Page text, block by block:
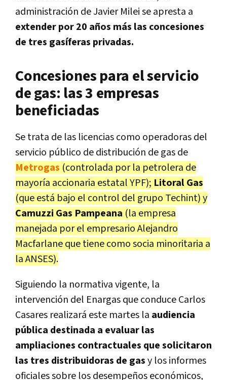
administración de Javier Milei se apresta a
extender por 20 años más las concesiones
de tres gasíferas privadas.
Concesiones para el servicio
de gas: las 3 empresas
beneficiadas
Se trata de las licencias como operadoras del
servicio público de distribución de gas de
Metrogas (controlada por la petrolera de
mayoría accionaria estatal YPF); Litoral Gas
(que está bajo el control del grupo Techint) y
Camuzzi Gas Pampeana (la empresa
manejada por el empresario Alejandro
Macfarlane que tiene como socia minoritaria a
la ANSES).
Siguiendo la normativa vigente, la
intervención del Enargas que conduce Carlos
Casares realizará este martes la audiencia
pública destinada a evaluar las
ampliaciones contractuales que solicitaron
las tres distribuidoras de gasy los informes
oficiales sobre los desempeños económicos,